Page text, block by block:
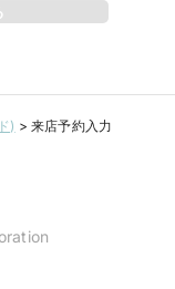
) >来店予約入力